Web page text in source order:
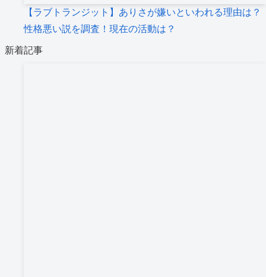
【ラブトランジット】ありさが嫌いといわれる理由は？
性格悪い説を調査！現在の活動は？
新着記事